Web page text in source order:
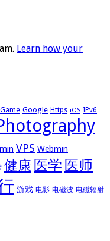
Learn how your
Game Google Https iOS IPv6
VPS Webmin
健康 医学 医师
游戏 电影 电磁波 电磁辐射